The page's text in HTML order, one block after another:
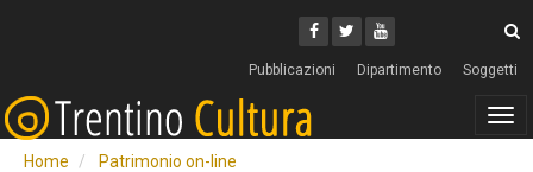
Facebook
Twitter
Youtube
Pubblicazioni Dipartimento Soggetti
Home
Patrimonio on-line